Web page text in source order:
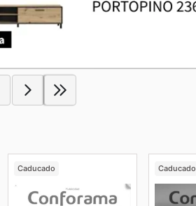
Caducado Caducado